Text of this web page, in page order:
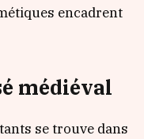
encadrent
médiéval
se trouve dans